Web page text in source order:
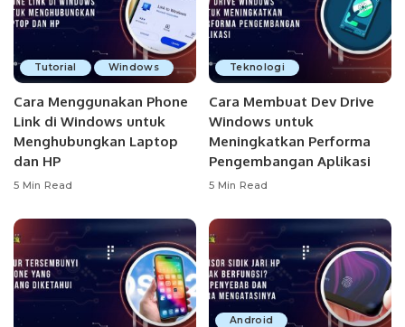
Tutorial Windows
Cara Menggunakan Phone
Link di Windows untuk
Menghubungkan Laptop
dan HP
5 Min Read
Teknologi
Cara Membuat Dev Drive
Windows untuk
Meningkatkan Performa
Pengembangan Aplikasi
5 Min Read
Android